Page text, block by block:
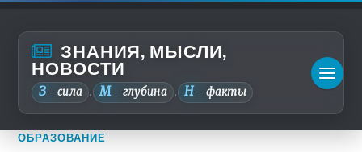
ЗНАНИЯ, МЫСЛИ,
НОВОСТИ
З—сила . М—глубина . Н—факты
ОБРАЗОВАНИЕ